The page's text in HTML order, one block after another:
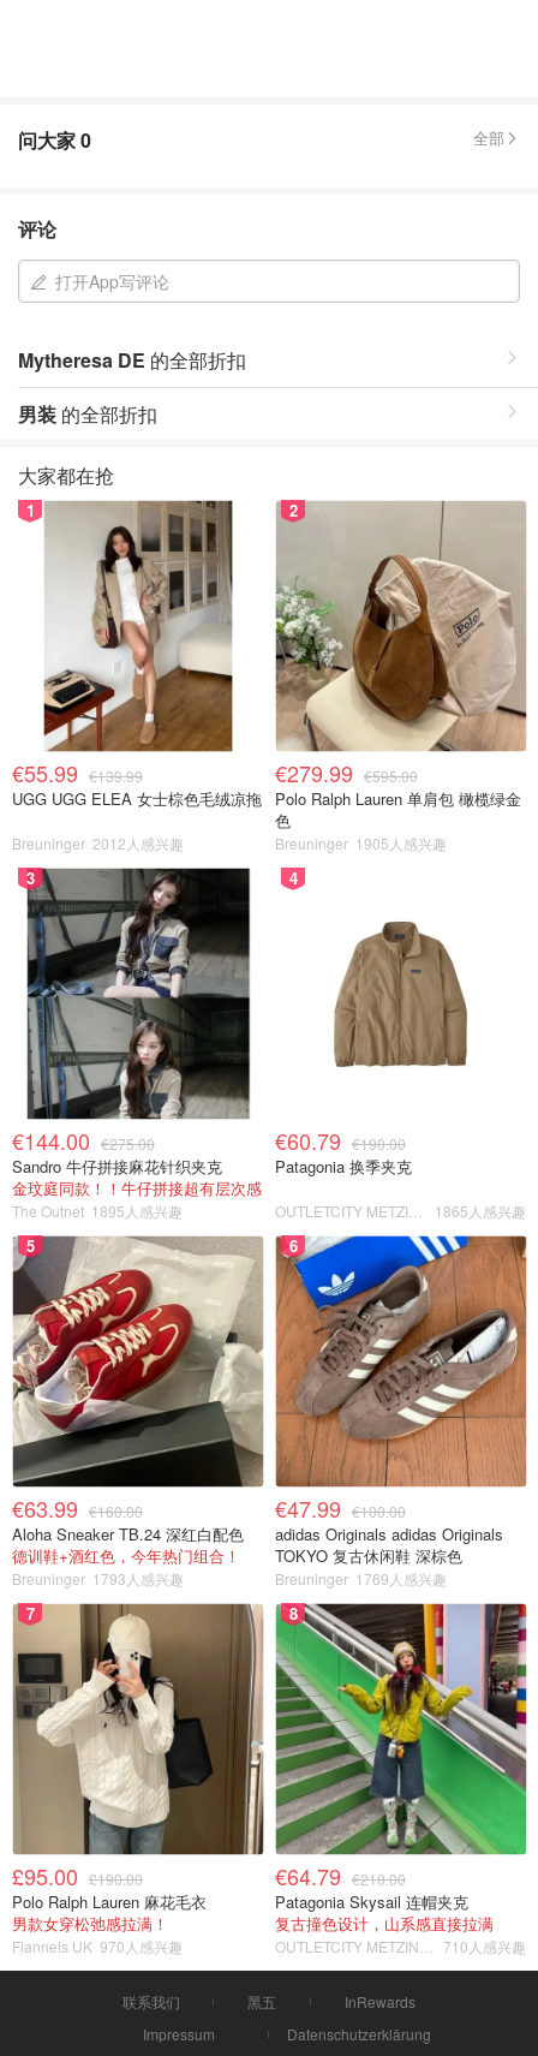
问大家0 全部
评论
打开App写评论
Mytheresa DE 的全部折扣
男装 的全部折扣
大家都在抢
1
€55.99 €139.99
UGG UGG ELEA 女士棕色毛绒凉拖
Breuninger 2012人感兴趣
2
€279.99 €595.00
Polo Ralph Lauren 单肩包 橄榄绿金
色
Breuninger 1905人感兴趣
3
€144.00 €275.00
Sandro 牛仔拼接麻花针织夹克
金玟庭同款！！牛仔拼接超有层次感
The Outnet 1895人感兴趣
4
€60.79 €190.00
Patagonia 换季夹克
1865人感兴趣
5
€63.99 €160.00
Aloha Sneaker TB.24 深红白配色
德训鞋+酒红色，今年热门组合！
Breuninger 1793人感兴趣
6
€47.99 €100.00
adidas Originals adidas Originals
TOKYO 复古休闲鞋 深棕色
Breuninger 1769人感兴趣
7
£95.00 £190.00
Polo Ralph Lauren 麻花毛衣
男款女穿松弛感拉满！
Flannels UK 970人感兴趣
8
€64.79 €210.00
Patagonia Skysail 连帽夹克
复古撞色设计，山系感直接拉满
710人感兴趣
联系我们 黑五
InRewards
Impressum
Datenschutzerklärung